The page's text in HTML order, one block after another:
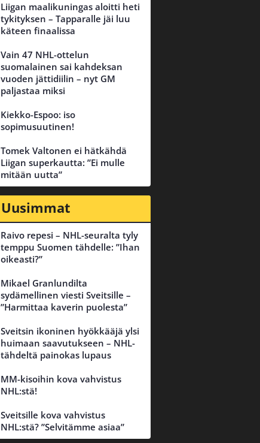
Liigan maalikuningas aloitti heti
tykityksen – Tapparalle jäi luu
käteen finaalissa
Vain 47 NHL-ottelun
suomalainen sai kahdeksan
vuoden jättidiilin – nyt GM
paljastaa miksi
Kiekko-Espoo: iso
sopimusuutinen!
Tomek Valtonen ei hätkähdä
Liigan superkautta: ”Ei mulle
mitään uutta”
Uusimmat
Raivo repesi – NHL-seuralta tyly
temppu Suomen tähdelle: ”Ihan
oikeasti?”
Mikael Granlundilta
sydämellinen viesti Sveitsille –
”Harmittaa kaverin puolesta”
Sveitsin ikoninen hyökkääjä ylsi
huimaan saavutukseen – NHL-
tähdeltä painokas lupaus
MM-kisoihin kova vahvistus
NHL:stä!
Sveitsille kova vahvistus
NHL:stä? ”Selvitämme asiaa”